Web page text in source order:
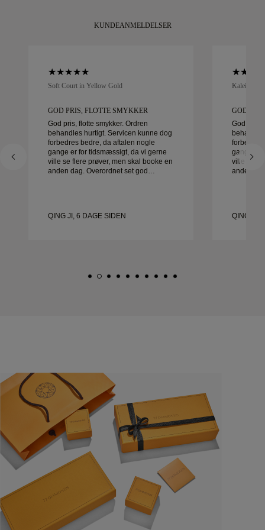
KUNDEANMELDELSER
Soft Court in Yellow Gold
GOD PRIS, FLOTTE SMYKKER
God pris, flotte smykker. Ordren
behandles hurtigt. Servicen kunne dog
forbedres bedre, da aftalen nogle
gange er for tidsmæssigt, da vi gerne
ville se flere prøver, men skal booke en
anden dag. Overordnet set god
QING JI, 6 DAGE SIDEN
Kaleida
GOD
God pris,
forbedres
gange er
ville se
anden dag. Overordnet
QING JI,